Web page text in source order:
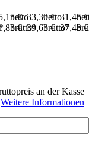
€
netto
€
brutto*
33,30 €
netto
39,63 €
brutto*
31,45
37,43
an der Kasse
Weitere Informationen